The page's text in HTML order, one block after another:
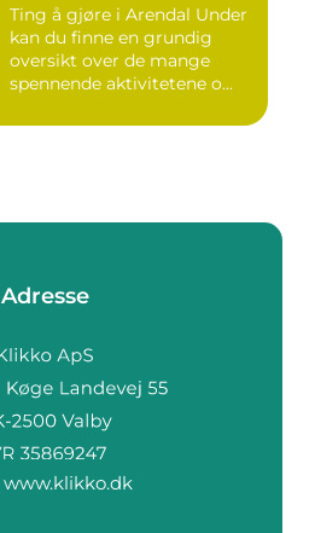
Ting å gjøre i Arendal Under
kan du finne en grundig
oversikt over de mange
spennende aktivitetene o...
Adresse
www.klikko.dk